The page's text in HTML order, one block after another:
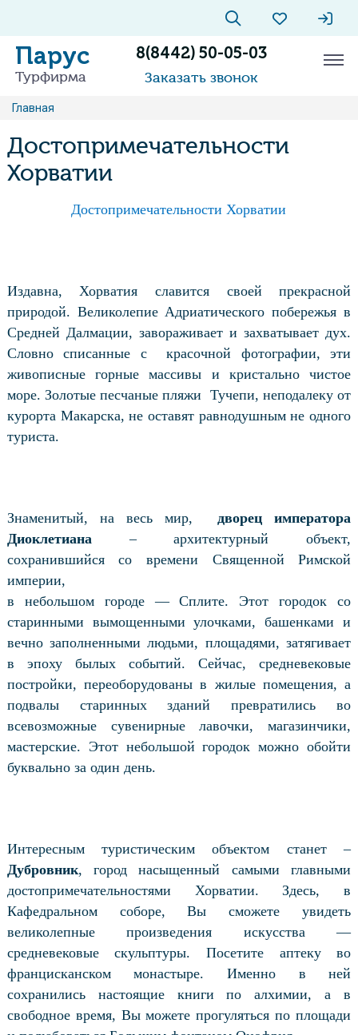
Парус
Турфирма
8(8442) 50-05-03
Заказать звонок
Главная
Достопримечательности
Хорватии
ДостопримечательностиХорватии
Издавна, Хорватия славится своей прекрасной
природой. Великолепие Адриатического побережья в
Средней Далмации, завораживает и захватывает дух.
Словно списанные с
красочной фотографии, эти
живописные горные массивы и кристально чистое
море. Золотые песчаные пляжи Тучепи, неподалеку от
курорта Макарска, не оставят равнодушным не одного
туриста.
Знаменитый, на весь мир, дворец императора
Диоклетиана– архитектурный объект,
сохранившийся со времени Священной Римской
империи,
в небольшом городе — Сплите. Этот городок со
старинными вымощенными улочками, башенками и
вечно заполненными людьми, площадями, затягивает
в эпоху былых событий. Сейчас, средневековые
постройки, переоборудованы в жилые помещения, а
подвалы старинных зданий превратились во
всевозможные сувенирные лавочки, магазинчики,
мастерские. Этот небольшой городок можно обойти
буквально за один день.
Интересным туристическим объектом станет –
Дубровник, город насыщенный самыми главными
достопримечательностями Хорватии. Здесь, в
Кафедральном соборе, Вы сможете увидеть
великолепные произведения искусства —
средневековые скульптуры. Посетите аптеку во
францисканском монастыре. Именно в ней
сохранились настоящие книги по алхимии, а в
свободное время, Вы можете прогуляться по площади